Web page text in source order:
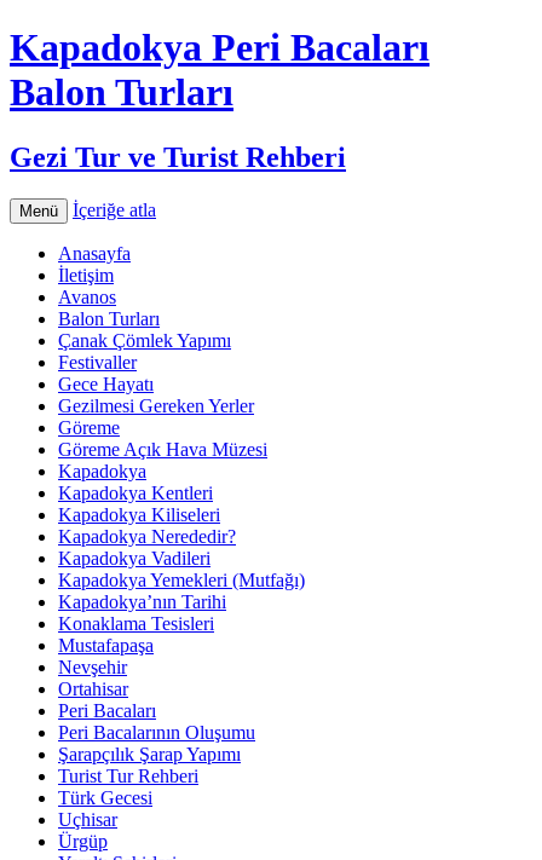
Kapadokya Peri Bacaları
Balon Turları
Gezi Tur ve Turist Rehberi
Menü İçeriğe atla
Anasayfa
İletişim
Avanos
Balon Turları
Çanak Çömlek Yapımı
Festivaller
Gece Hayatı
Gezilmesi Gereken Yerler
Göreme
Göreme Açık Hava Müzesi
Kapadokya
Kapadokya Kentleri
Kapadokya Kiliseleri
Kapadokya Nerededir?
Kapadokya Vadileri
Kapadokya Yemekleri (Mutfağı)
Kapadokya’nın Tarihi
Konaklama Tesisleri
Mustafapaşa
Nevşehir
Ortahisar
Peri Bacaları
Peri Bacalarının Oluşumu
Şarapçılık Şarap Yapımı
Turist Tur Rehberi
Türk Gecesi
Uçhisar
Ürgüp